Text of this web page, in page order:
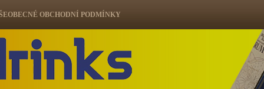
OBCHODNÍ PODMÍNKY